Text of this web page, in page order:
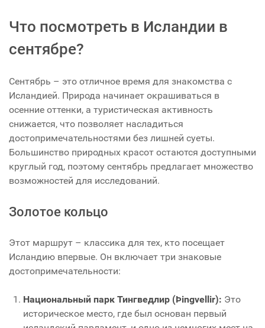
Что посмотреть в Исландии в
сентябре?
Сентябрь – это отличное время для знакомства с
Исландией. Природа начинает окрашиваться в
осенние оттенки, а туристическая активность
снижается, что позволяет насладиться
достопримечательностями без лишней суеты.
Большинство природных красот остаются доступными
круглый год, поэтому сентябрь предлагает множество
возможностей для исследований.
Золотое кольцо
Этот маршрут – классика для тех, кто посещает
Исландию впервые. Он включает три знаковые
достопримечательности:
Национальный парк Тингведлир (Þingvellir): Это
историческое место, где был основан первый